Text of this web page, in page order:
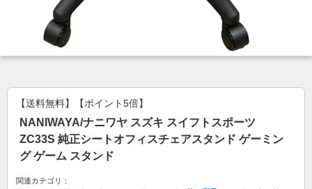
【送料無料】【ポイント5倍】
NANIWAYA/ナニワヤ スズキ スイフトスポーツ
ZC33S 純正シートオフィスチェアスタンド ゲーミン
グ ゲーム スタンド
関連カテゴリ：